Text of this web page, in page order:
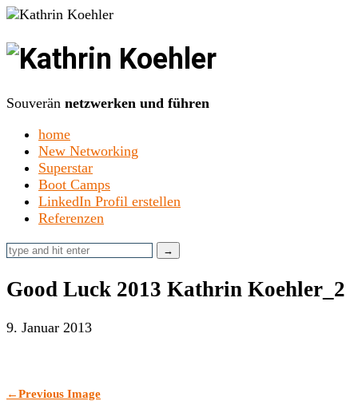
Kathrin
Koehler
Souverän netzwerken und führen
home
New Networking
Superstar
Boot Camps
LinkedIn Profil erstellen
Referenzen
Good Luck 2013 Kathrin Koehler_2
9. Januar 2013
←Previous Image